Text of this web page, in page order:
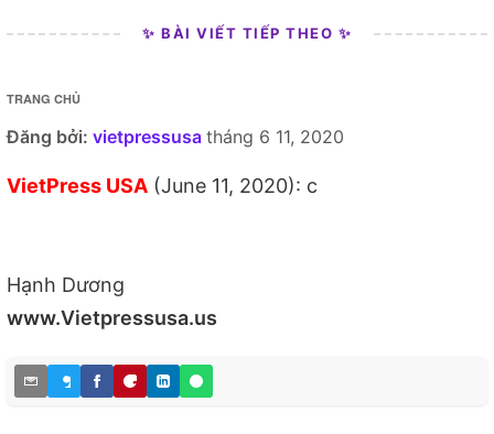
✨ BÀI VIẾT TIẾP THEO ✨
TRANG CHỦ
Đăng bởi: vietpressusa tháng 6 11, 2020
VietPress USA (June 11, 2020): c
Hạnh Dương
www.Vietpressusa.us